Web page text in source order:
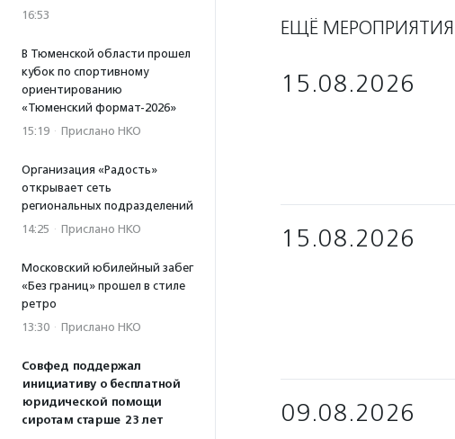
16:53
В Тюменской области прошел
кубок по спортивному
ориентированию
«Тюменский формат-2026»
15:19 · Прислано НКО
Организация «Радость»
открывает сеть
региональных подразделений
14:25 · Прислано НКО
Московский юбилейный забег
«Без границ» прошел в стиле
ретро
13:30 · Прислано НКО
Совфед поддержал
инициативу о бесплатной
юридической помощи
сиротам старше 23 лет
ЕЩЁ МЕРОПРИЯТИЯ
15.08.2026
15.08.2026
09.08.2026